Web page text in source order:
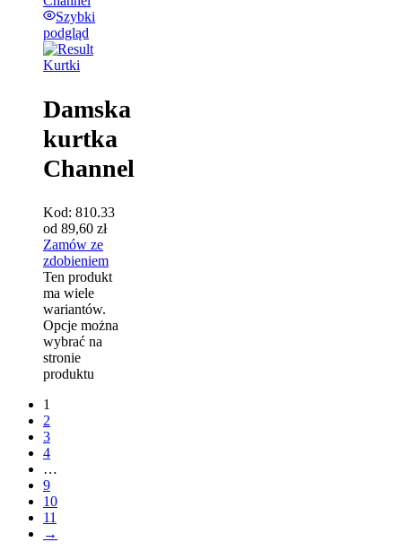
Szybki
podgląd
Kurtki
Damska
kurtka
Channel
Kod: 810.33
od 89,60 zł
Zamów ze
zdobieniem
Ten produkt
ma wiele
wariantów.
Opcje można
wybrać na
stronie
produktu
1
2
3
4
…
9
10
11
→